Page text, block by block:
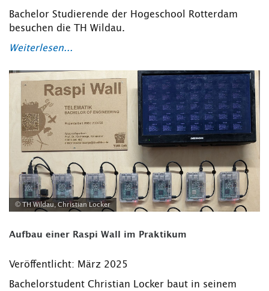
Bachelor Studierende der Hogeschool Rotterdam
besuchen die TH Wildau.
Weiterlesen...
© TH Wildau, Christian Locker
Aufbau einer Raspi Wall im Praktikum
Veröffentlicht: März 2025
Bachelorstudent Christian Locker baut in seinem